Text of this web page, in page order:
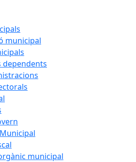
municipal
dependents
municipal